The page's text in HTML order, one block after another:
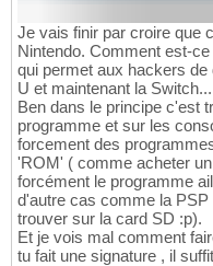
Je vais finir par croire que
Nintendo. Comment est-
qui permet aux hackers
U et maintenant la Switch...
Ben dans le principe c'est
programme et sur les
forcement des
'ROM' ( comme acheter
forcément le programme
d'autre cas comme la
trouver sur la card SD :p).
Et je vois mal comment
tu fait une signature , il